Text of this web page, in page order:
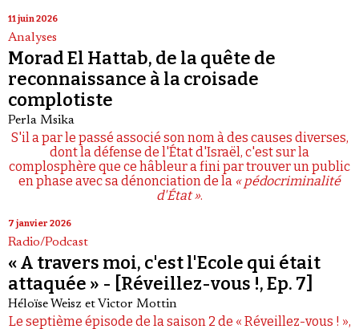
11 juin 2026
Analyses
Morad El Hattab, de la quête de
reconnaissance à la croisade
complotiste
Perla Msika
S'il a par le passé associé son nom à des causes diverses,
dont la défense de l'État d'Israël, c'est sur la
complosphère que ce hâbleur a fini par trouver un public
en phase avec sa dénonciation de la « pédocriminalité
d'État ».
7 janvier 2026
Radio/Podcast
« A travers moi, c'est l'Ecole qui était
attaquée » - [Réveillez-vous !, Ep. 7]
Héloïse Weisz et Victor Mottin
Le septième épisode de la saison 2 de « Réveillez-vous ! »,